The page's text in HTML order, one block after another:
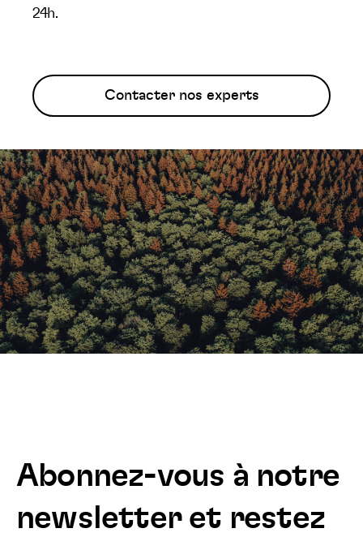
24h.
Contacter nos experts
Abonnez-vous à notre
newsletter et restez